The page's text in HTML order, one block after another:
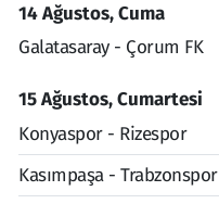
14 Ağustos, Cuma
Galatasaray - Çorum FK
15 Ağustos, Cumartesi
Konyaspor - Rizespor
Kasımpaşa - Trabzonspor